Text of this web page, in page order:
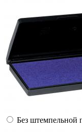
Без штемпельной